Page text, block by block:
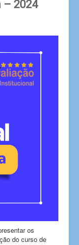
– 2024
os
do curso de